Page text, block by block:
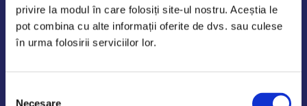
privire la modul în care folosiți site-ul nostru. Aceștia le
pot combina cu alte informații oferite de dvs. sau culese
în urma folosirii serviciilor lor.
Necesare
Luni - Vineri: 09:00-18:00
Sambata - Duminica: 10:00-14:00